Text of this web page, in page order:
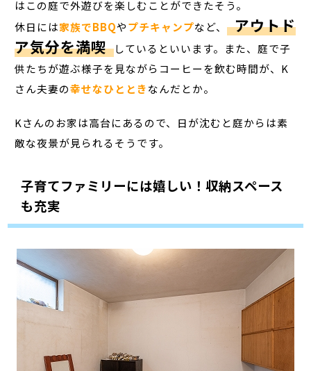
はこの庭で外遊びを楽しむことができたそう。
休日には家族でBBQやプチキャンプなど、 アウトド
ア気分を満喫 しているといいます。また、庭で子
供たちが遊ぶ様子を見ながらコーヒーを飲む時間が、K
さん夫妻の幸せなひとときなんだとか。
Kさんのお家は高台にあるので、日が沈むと庭からは素
敵な夜景が見られるそうです。
子育てファミリーには嬉しい！収納スペース
も充実